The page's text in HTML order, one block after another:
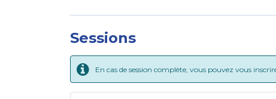
Sessions
En cas de session complète, vous pouvez vous